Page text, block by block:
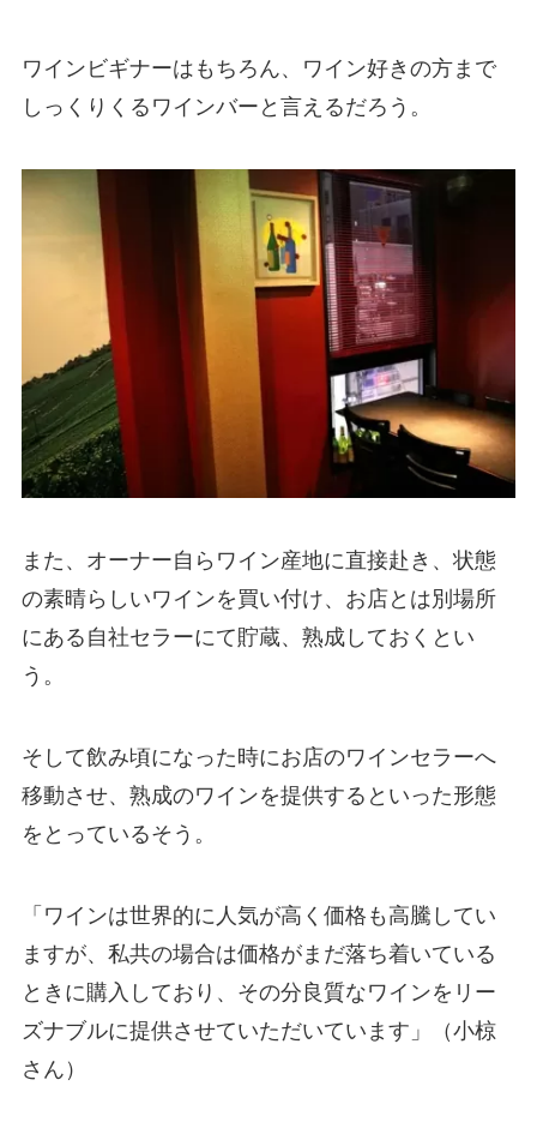
ワインビギナーはもちろん、ワイン好きの方まで
しっくりくるワインバーと言えるだろう。
また、オーナー自らワイン産地に直接赴き、状態
の素晴らしいワインを買い付け、お店とは別場所
にある自社セラーにて貯蔵、熟成しておくとい
う。
そして飲み頃になった時にお店のワインセラーへ
移動させ、熟成のワインを提供するといった形態
をとっているそう。
「ワインは世界的に人気が高く価格も高騰してい
ますが、私共の場合は価格がまだ落ち着いている
ときに購入しており、その分良質なワインをリー
ズナブルに提供させていただいています」（小椋
さん）